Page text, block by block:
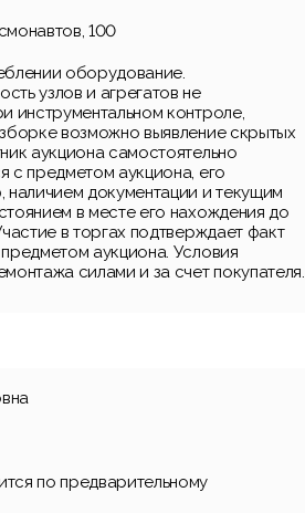
100
оборудование.
узлов и агрегатов не
инструментальном контроле,
возможно выявление скрытых
аукциона самостоятельно
с предметом аукциона, его
наличием документации и текущим
в месте его нахождения до
в торгах подтверждает факт
аукциона. Условия
силами и за счет покупателя.
по предварительному